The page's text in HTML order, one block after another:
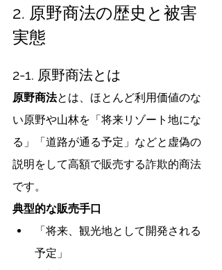
2. 原野商法の歴史と被害
実態
2-1. 原野商法とは
原野商法とは、ほとんど利用価値のな
い原野や山林を「将来リゾート地にな
る」「道路が通る予定」などと虚偽の
説明をして高額で販売する詐欺的商法
です。
典型的な販売手口
「将来、観光地として開発される
予定」